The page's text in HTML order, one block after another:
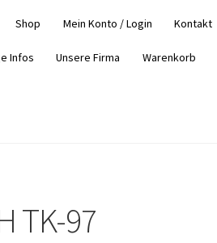
Shop Mein Konto / Login Kontakt
Infos Unsere Firma Warenkorb
TK-97